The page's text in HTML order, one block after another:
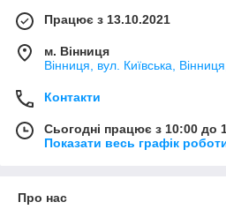
Працює з 13.10.2021
м. Вінниця
Вінниця, вул. Київська,
Контакти
Сьогодні працює з 10:00 до
Показати весь графік
Про нас